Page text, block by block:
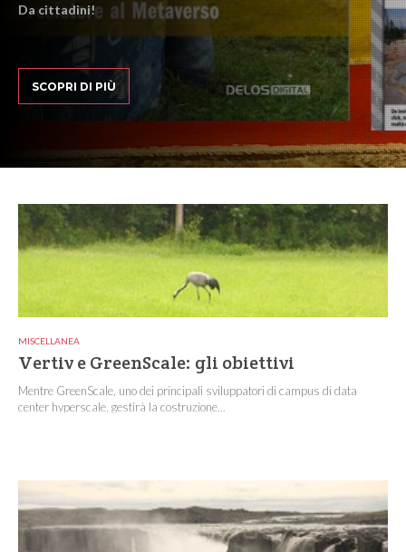
Da cittadini!
SCOPRI DI PIÙ
MISCELLANEA
Vertiv e GreenScale: gli obiettivi
Mentre GreenScale, uno dei principali sviluppatori di campus di data
center hyperscale, gestirà la costruzione...